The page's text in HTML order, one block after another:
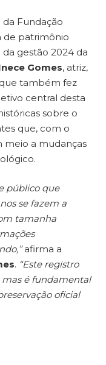
Fundação
de patrimônio
gestão 2024 da
Gomes, atriz,
também fez
central desta
sobre o
que, com o
meio a mudanças
público que
se fazem a
tamanha
afirma a
. “Este registro
mas é fundamental
oficial